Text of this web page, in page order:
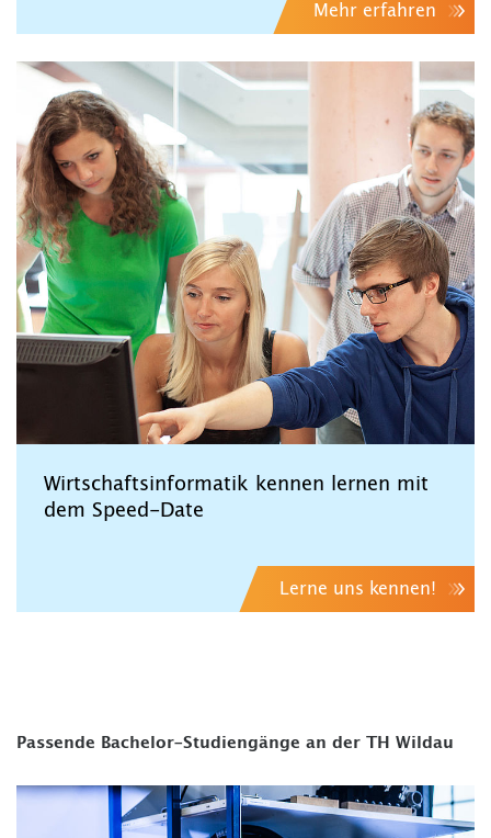
Mehr erfahren
Wirtschaftsinformatik kennen lernen mit
dem Speed-Date
Lerne uns kennen!
Passende Bachelor-Studiengänge an der TH Wildau